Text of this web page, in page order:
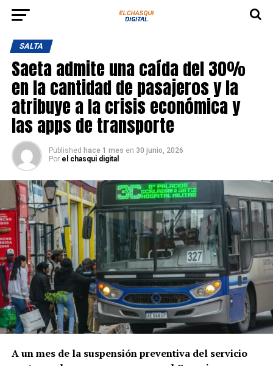
SALTA
Saeta admite una caída del 30%
en la cantidad de pasajeros y la
atribuye a la crisis económica y
las apps de transporte
Published hace 1 mes en 30 junio, 2026
Por el chasqui digital
A un mes de la suspensión preventiva del servicio